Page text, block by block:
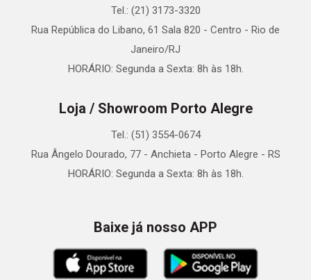
Tel.: (21) 3173-3320
Rua República do Libano, 61 Sala 820 - Centro - Rio de
Janeiro/RJ
HORÁRIO: Segunda a Sexta: 8h às 18h.
Loja / Showroom Porto Alegre
Tel.: (51) 3554-0674
Rua Ângelo Dourado, 77 - Anchieta - Porto Alegre - RS
HORÁRIO: Segunda a Sexta: 8h às 18h.
Baixe já nosso APP